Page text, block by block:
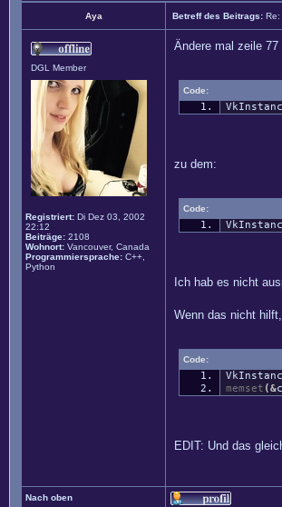
Aya Betreff des Beitrags: Re:
DGL Member
Registriert: Di Dez 03, 2002
22:12
Beiträge: 2108
Wohnort: Vancouver, Canada
Programmiersprache: C++,
Python
Ändere mal zeile
Code:
zu dem:
Code:
Ich hab es nicht
Wenn das nicht
Code:
memset (&
EDIT: Und das
Nach oben